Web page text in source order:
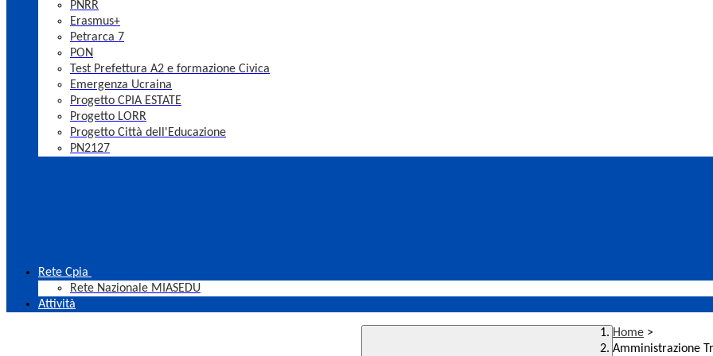
PNRR
Erasmus+
Petrarca 7
PON
Test Prefettura A2 e formazione Civica
Emergenza Ucraina
Progetto CPIA ESTATE
Progetto LORR
Progetto Città dell'Educazione
PN2127
Rete Cpia
Rete Nazionale MIASEDU
Attività
Home >
Amministrazione